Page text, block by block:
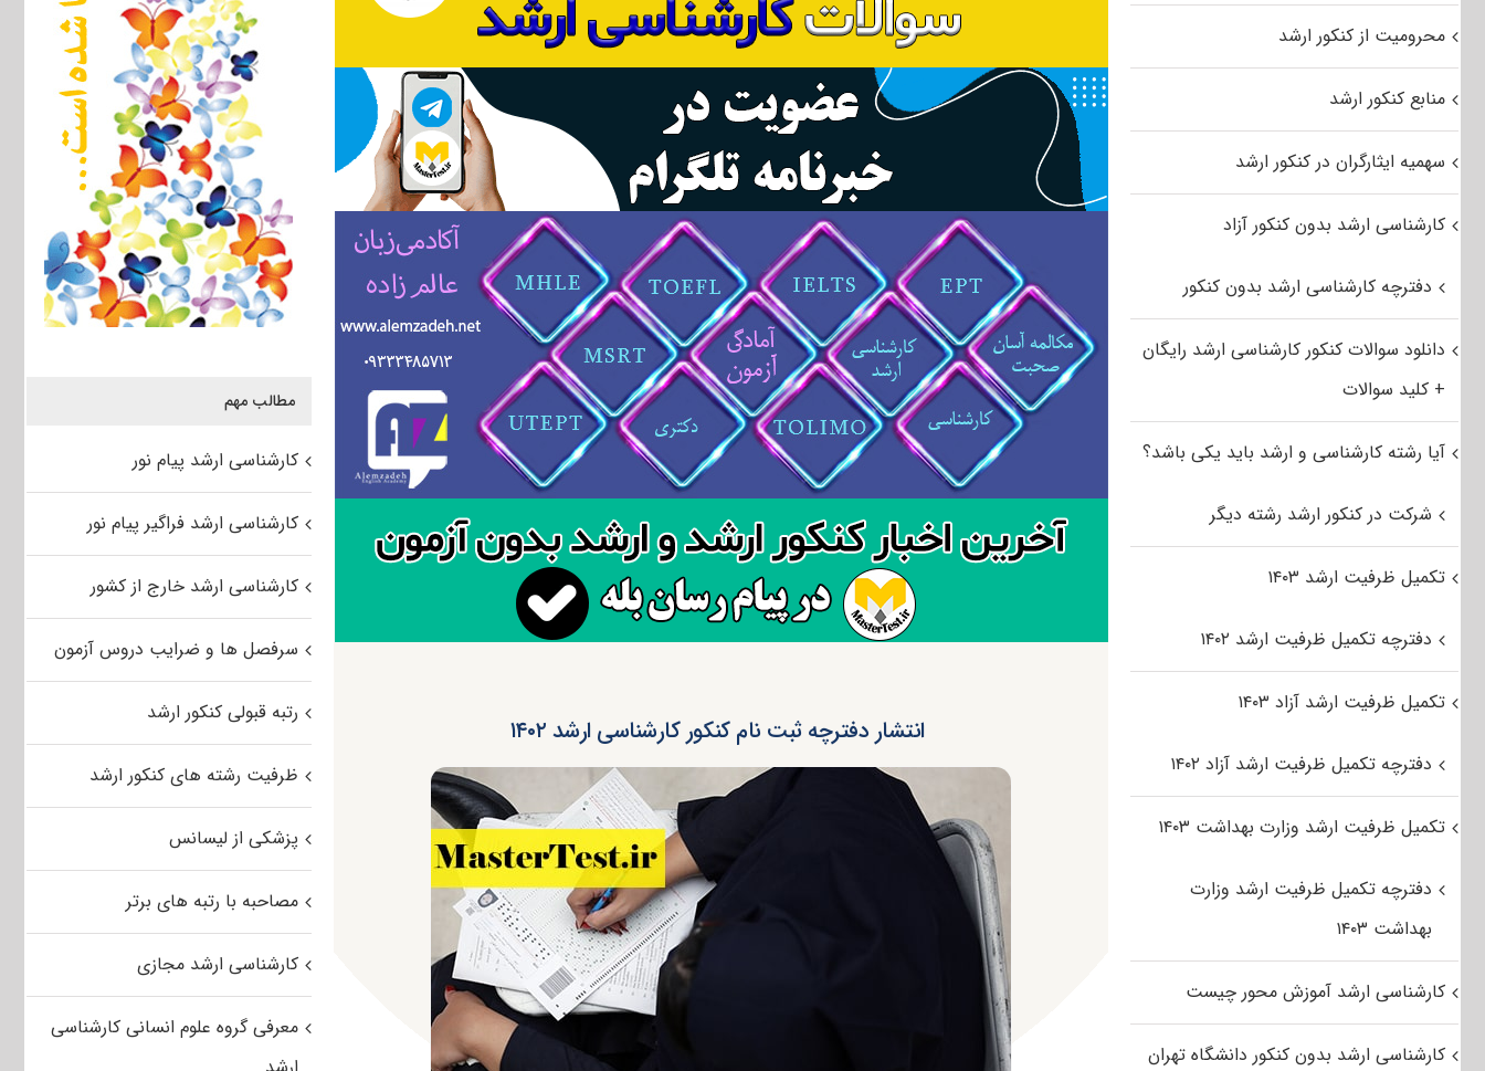
انتشار دفترچه ثبت نام کنکور کارشناسی ارشد ۱۴۰۲
مطالب مهم
کارشناسی ارشد پیام نور
کارشناسی ارشد فراگیر پیام نور
کارشناسی ارشد خارج از کشور
سرفصل ها و ضرایب دروس آزمون
رتبه قبولی کنکور ارشد
ظرفیت رشته های کنکور ارشد
پزشکی از لیسانس
مصاحبه با رتبه های برتر
کارشناسی ارشد مجازی
معرفی گروه علوم انسانی کارشناسی
محرومیت از کنکور ارشد
منابع کنکور ارشد
سهمیه ایثارگران در کنکور ارشد
کارشناسی ارشد بدون کنکور آزاد
دفترچه کارشناسی ارشد بدون کنکور
دانلود سوالات کنکور کارشناسی ارشد رایگان
+ کلید سوالات
آیا رشته کارشناسی و ارشد باید یکی باشد؟
شرکت در کنکور ارشد رشته دیگر
تکمیل ظرفیت ارشد ۱۴۰۳
دفترچه تکمیل ظرفیت ارشد ۱۴۰۲
تکمیل ظرفیت ارشد آزاد ۱۴۰۳
دفترچه تکمیل ظرفیت ارشد آزاد ۱۴۰۲
تکمیل ظرفیت ارشد وزارت بهداشت ۱۴۰۳
دفترچه تکمیل ظرفیت ارشد وزارت
بهداشت ۱۴۰۳
کارشناسی ارشد آموزش محور چیست
کارشناسی ارشد بدون کنکور دانشگاه تهران